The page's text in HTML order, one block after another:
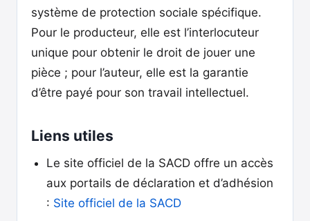
système de protection sociale spécifique.
Pour le producteur, elle est l’interlocuteur
unique pour obtenir le droit de jouer une
pièce ; pour l’auteur, elle est la garantie
d’être payé pour son travail intellectuel.
Liens utiles
Le site officiel de la SACD offre un accès
aux portails de déclaration et d’adhésion
: Site officiel de la SACD